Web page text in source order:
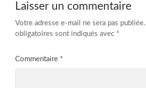
Laisser un commentaire
Votre adresse e-mail ne sera pas publiée.
obligatoires sont indiqués avec *
Commentaire *